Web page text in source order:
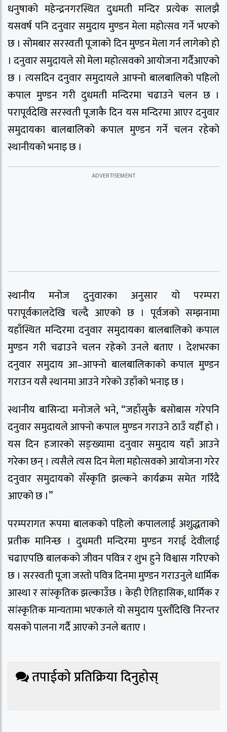
धनुषाको महेन्द्रनगरस्थित दुधमती मन्दिर प्रत्येक सालझै
यसवर्ष पनि दनुवार समुदाय मुण्डन मेला महोत्सव गर्ने भएको
छ । सोमबार सरस्वती पूजाको दिन मुण्डन मेला गर्न लागेको हो
। दनुवार समुदायले सो मेला महोत्सवको आयोजना गर्दैआएको
छ । त्यसदिन दनुवार समुदायले आफ्नो बालबालिको पहिलो
कपाल मुण्डन गरी दुधमती मन्दिरमा चढाउने चलन छ ।
परापूर्वदेखि सरस्वती पूजाकै दिन यस मन्दिरमा आएर दनुवार
समुदायका बालबालिको कपाल मुण्डन गर्ने चलन रहेको
स्थानीयको भनाइ छ ।
स्थानीय मनोज दुनुवारका अनुसार यो परम्परा
परापूर्वकालदेखि चल्दै आएको छ । पूर्वजको सम्झनामा
यहाँस्थित मन्दिरमा दनुवार समुदायका बालबालिको कपाल
मुण्डन गरी चढाउने चलन रहेको उनले बताए । देशभरका
दनुवार समुदाय आ–आफ्नो बालबालिकाको कपाल मुण्डन
गराउन यसै स्थानमा आउने गरेको उहाँको भनाइ छ ।
स्थानीय बासिन्दा मनोजले भने, “जहाँसुकै बसोबास गरेपनि
दनुवार समुदायले आफ्नो कपाल मुण्डन गराउने ठाउँ यहीँ हो ।
यस दिन हजारको सङ्ख्यामा दनुवार समुदाय यहाँ आउने
गरेका छन् । त्यसैले त्यस दिन मेला महोत्सवको आयोजना गरेर
दनुवार समुदायको सँस्कृति झल्कने कार्यक्रम समेत गरिँदै
आएको छ ।”
परम्परागत रूपमा बालकको पहिलो कपाललाई अशुद्धताको
प्रतीक मानिन्छ । दुधमती मन्दिरमा मुण्डन गराई देवीलाई
चढाएपछि बालकको जीवन पवित्र र शुभ हुने विश्वास गरिएको
छ । सरस्वती पूजा जस्तो पवित्र दिनमा मुण्डन गराउनुले धार्मिक
आस्था र सांस्कृतिक झल्काउँछ । केही ऐतिहासिक, धार्मिक र
सांस्कृतिक मान्यतामा भएकाले यो समुदाय पुस्तौँदेखि निरन्तर
यसको पालना गर्दै आएको उनले बताए ।
तपाईको प्रतिक्रिया दिनुहोस्